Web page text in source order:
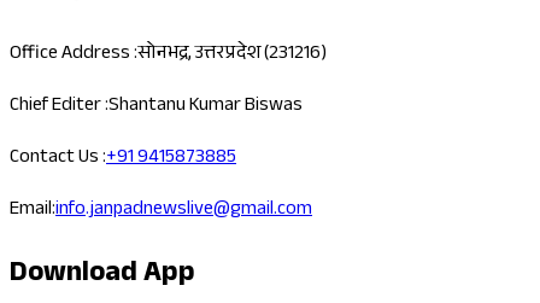
Office Address :सोनभद्र, उत्तरप्रदेश (231216)
Chief Editer :Shantanu Kumar Biswas
Contact Us :+91 9415873885
Email:info.janpadnewslive@gmail.com
Download App